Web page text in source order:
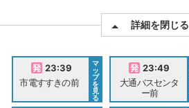
詳細を閉じる
23:39
市電すすきの前
マ
ッ
プ
を
見
る
23:49
大通バスセンタ
ー前